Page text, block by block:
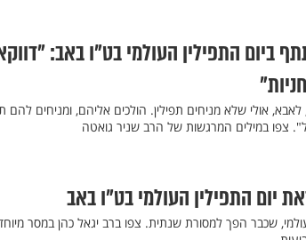
ביום התפילין העולמי בט"ו באב:
אולי שלא מניחים תפילין. הולכים אליהם, ומניחים להם
צפו במילים המרגשות של הרב שניר גואטה
יום התפילין העולמי בט"ו באב
שכבר הפך למסורת שנתית. צפו ברב יגאל כהן במסר